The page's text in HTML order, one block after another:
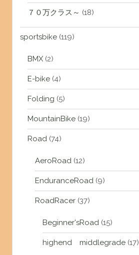
７０万クラス～ (18)
sportsbike(119)
BMX(2)
E-bike(4)
Folding (5)
MountainBike(19)
Road(74)
AeroRoad(12)
EnduranceRoad(9)
RoadRacer(37)
Beginner'sRoad(15)
highend middlegrade(17)